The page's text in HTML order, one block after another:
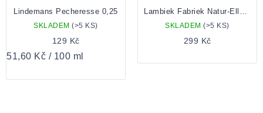
Lindemans Pecheresse 0,25
SKLADEM(>5 KS)
129 Kč
Měrná
51,60 Kč / 100 ml
SKLADEM(>5 KS)
299 Kč